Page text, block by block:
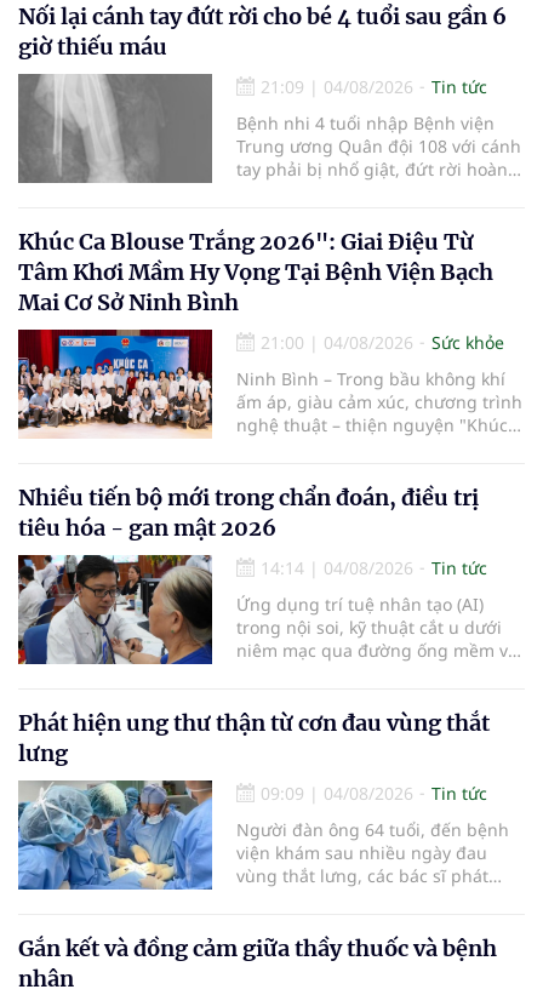
cường truyền thông, hoàn thiện
quy trình chuyên môn và hệ thống
hiến và ghép mô tạng.
Nối lại cánh tay đứt rời cho bé 4 tuổi sau gần 6
giờ thiếu máu
21:09 | 04/08/2026
Tin tức
Bệnh nhi 4 tuổi nhập Bệnh viện
Trung ương Quân đội 108 với cánh
tay phải bị nhổ giật, đứt rời hoàn
thương nặng và thời gian thiếu
máu kéo dài, các bác sĩ đã tái lập
tuần hoàn thành công sau ca vi
phẫu kéo dài 3 giờ.
Khúc Ca Blouse Trắng 2026": Giai Điệu Từ
Tâm Khơi Mầm Hy Vọng Tại Bệnh Viện Bạch
Mai Cơ Sở Ninh Bình
21:00 | 04/08/2026
Sức khỏe
Ninh Bình – Trong bầu không khí
ấm áp, giàu cảm xúc, chương trình
nghệ thuật – thiện nguyện "Khúc
điểm dừng chân đầu tiên tại Bệnh
viện Bạch Mai cơ sở Ninh Bình.
Nhiều tiến bộ mới trong chẩn đoán, điều trị
tiêu hóa - gan mật 2026
14:14 | 04/08/2026
Tin tức
Ứng dụng trí tuệ nhân tạo (AI)
trong nội soi, kỹ thuật cắt u dưới
niêm mạc qua đường ống mềm và
là những nội dung trọng tâm được
báo cáo tại Hội thảo khoa học cập
tiêu hóa - gan mật vừa diễn ra
ngày 1/8 tại Bệnh viện Đại học
quốc tế Hồng Bàng.
Phát hiện ung thư thận từ cơn đau vùng thắt
lưng
09:09 | 04/08/2026
Tin tức
Người đàn ông 64 tuổi, đến bệnh
viện khám sau nhiều ngày đau
vùng thắt lưng, các bác sĩ phát
biểu mô tế bào thận. Với khối u còn
ở giai đoạn sớm, người bệnh được
Gắn kết và đồng cảm giữa thầy thuốc và bệnh
nhân